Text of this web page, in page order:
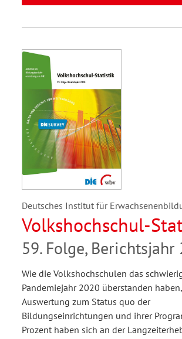
Deutsches Institut für
Volkshochschul-
59. Folge, Berichtsjahr
Wie die Volkshochschulen das
Pandemiejahr 2020 überstanden
Auswertung zum Status quo der
Bildungseinrichtungen und ihrer
Prozent haben sich an der